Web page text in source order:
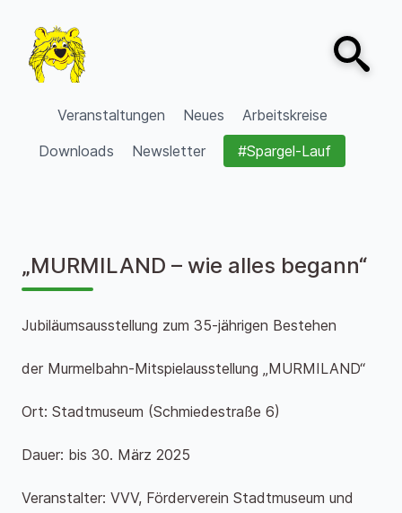
VVV Burgdorf
Veranstaltungen Neues
Arbeitskreise
Downloads
Newsletter #Spargel-Lauf
Open
„MURMILAND – wie alles begann“
Jubiläumsausstellung zum 35-jährigen Bestehen
der Murmelbahn-Mitspielausstellung „MURMILAND“
Ort: Stadtmuseum (Schmiedestraße 6)
Dauer: bis 30. März 2025
Veranstalter: VVV, Förderverein Stadtmuseum und